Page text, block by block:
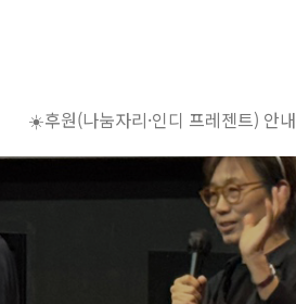
☀️후원(나눔자리·인디 프레젠트) 안내